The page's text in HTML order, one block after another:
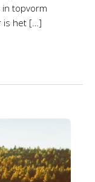
topvorm
is het […]